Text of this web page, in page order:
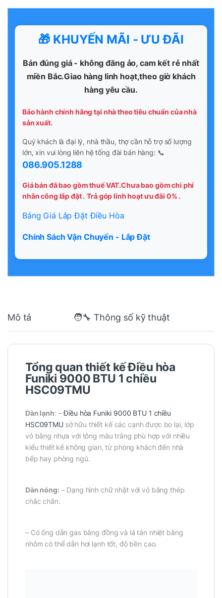
🎁 KHUYẾN MÃI - ƯU ĐÃI
Bán đúng giá - không đăng ảo, cam kết rẻ nhất
miền Bắc.Giao hàng linh hoạt,theo giờ khách
hàng yêu cầu.
Bảo hành chính hãng tại nhà theo tiêu chuẩn của nhà
sản xuất.
Quý khách là đại lý, nhà thầu, thợ cần hỗ trợ số lượng
lớn, xin vui lòng liên hệ tổng đài bán hàng: 📞
086.905.1288
Giá bán đã bao gồm thuế VAT.Chưa bao gồm chi phí
nhân công lắp đặt . Trả góp linh hoạt ưu đãi 0% .
Bảng Giá Lắp Đặt Điều Hòa
Chính Sách Vận Chuyển - Lắp Đặt
Mô tả 🧑‍🔧 Thông số kỹ thuật
Tổng quan thiết kế Điều hòa
Funiki 9000 BTU 1 chiều
HSC09TMU
Dàn lạnh: –Điều hòa Funiki 9000 BTU 1 chiều
HSC09TMUsở hữu thiết kế các cạnh được bo lại, lớp
vỏ bằng nhựa với tông màu trắng phù hợp với nhiều
kiểu thiết kế không gian, từ phòng khách đến nhà
bếp hay phòng ngủ.
Dàn nóng:– Dạng hình chữ nhật với vỏ bằng thép
chắc chắn.
– Có ống dẫn gas bằng đồng và lá tản nhiệt bằng
nhôm có thể dẫn hơi lạnh tốt, độ bền cao.